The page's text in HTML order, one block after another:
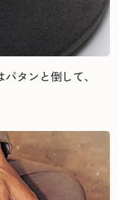
タンと倒して、